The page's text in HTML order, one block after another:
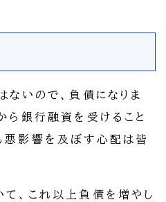
ないので、負債になりま
ら銀行融資を受けること
悪影響を及ぼす心配は皆
、これ以上負債を増やし